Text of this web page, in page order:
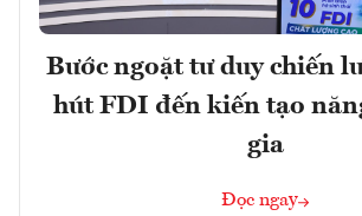
Bước ngoặt tư duy chiến
hút FDI đến kiến tạo
gia
Đọc ngay